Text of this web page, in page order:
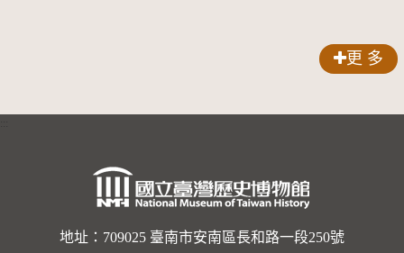
的依戀—
勒大地之
歌]【對
世界與生
更 多
地址：709025 臺南市安南區長和路一段250號